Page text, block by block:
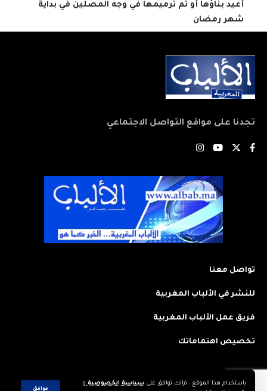
باستخدام هذا الموقع ، فإنك توافق على سياسة الخصوصية و
موافق
أعيد بناؤها أو تم ترميمها في وجه المصلين في بداية
شهر رمضان
تجدنا على مواقع التواصل الاجتماعي
تواصل معنا
للنشر في الألباب المغربية
فريق عمل الألباب المغربية
تخصيص اهتماماتك
2023 © جميع الحقوق محفوظة لجريدة: الألباب المغربية. تم تصميمه وتطويره